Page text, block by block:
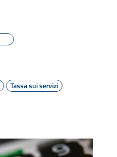
Tassa sui servizi